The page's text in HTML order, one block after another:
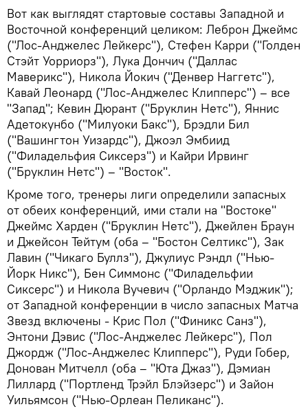
Вот как выглядят стартовые составы Западной и
Восточной конференций целиком: Леброн Джеймс
("Лос-Анджелес Лейкерс"), Стефен Карри ("Голден
Стэйт Уорриорз"), Лука Дончич ("Даллас
Маверикс"), Никола Йокич ("Денвер Наггетс"),
Кавай Леонард ("Лос-Анджелес Клипперс") – все
"Запад"; Кевин Дюрант ("Бруклин Нетс"), Яннис
Адетокунбо ("Милуоки Бакс"), Брэдли Бил
("Вашингтон Уизардс"), Джоэл Эмбиид
("Филадельфия Сиксерз") и Кайри Ирвинг
("Бруклин Нетс") – "Восток".
Кроме того, тренеры лиги определили запасных
от обеих конференций, ими стали на "Востоке"
Джеймс Харден ("Бруклин Нетс"), Джейлен Браун
и Джейсон Тейтум (оба – "Бостон Селтикс"), Зак
Лавин ("Чикаго Буллз"), Джулиус Рэндл ("Нью-
Йорк Никс"), Бен Симмонс ("Филадельфии
Сиксерс") и Никола Вучевич ("Орландо Мэджик");
от Западной конференции в число запасных Матча
Звезд включены - Крис Пол ("Финикс Санз"),
Энтони Дэвис ("Лос-Анджелес Лейкерс"), Пол
Джордж ("Лос-Анджелес Клипперс"), Руди Гобер,
Донован Митчелл (оба – "Юта Джаз"), Дэмиан
Лиллард ("Портленд Трэйл Блэйзерс") и Зайон
Уильямсон ("Нью-Орлеан Пеликанс").